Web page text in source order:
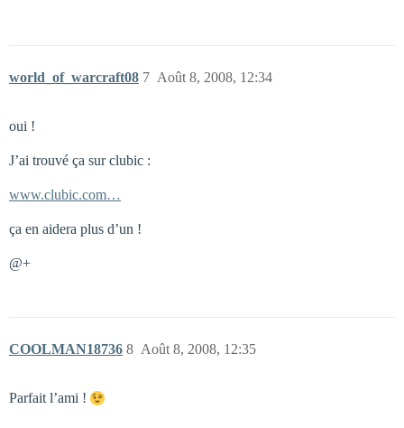
world_of_warcraft08 Août 8, 2008, 12:34
7
oui !
J’ai trouvé ça sur clubic :
www.clubic.com…
ça en aidera plus d’un !
@+
COOLMAN18736 Août 8, 2008, 12:35
8
Parfait l’ami !